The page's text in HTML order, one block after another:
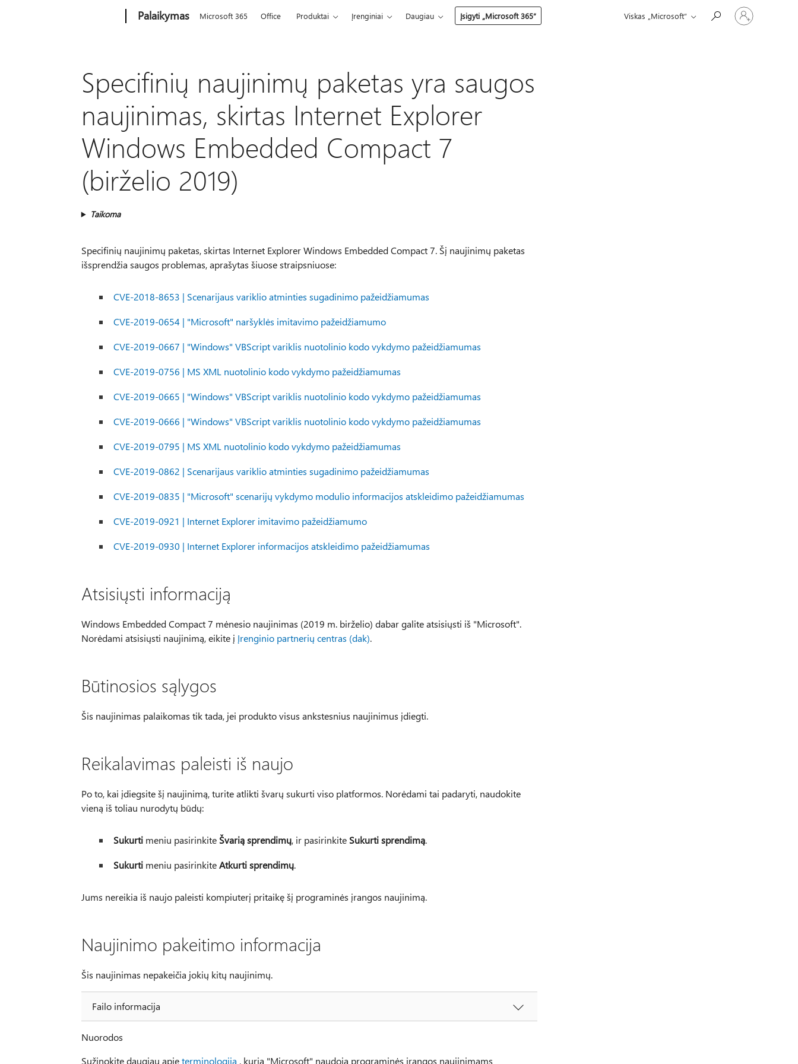
Palaikymas Microsoft 365 Office Produktai Įrenginiai Daugiau Įsigyti „Microsoft 365“ Viskas „Microsoft“
Prisijunkite
prie
paskyros
Specifinių naujinimų paketas yra saugos
naujinimas, skirtas Internet Explorer
Windows Embedded Compact 7
(birželio 2019)
Taikoma
Specifinių naujinimų paketas, skirtas Internet Explorer Windows Embedded Compact 7. Šį naujinimų paketas
išsprendžia saugos problemas, aprašytas šiuose straipsniuose:
CVE-2018-8653 | Scenarijaus variklio atminties sugadinimo pažeidžiamumas
CVE-2019-0654 | "Microsoft" naršyklės imitavimo pažeidžiamumo
CVE-2019-0667 | "Windows" VBScript variklis nuotolinio kodo vykdymo pažeidžiamumas
CVE-2019-0756 | MS XML nuotolinio kodo vykdymo pažeidžiamumas
CVE-2019-0665 | "Windows" VBScript variklis nuotolinio kodo vykdymo pažeidžiamumas
CVE-2019-0666 | "Windows" VBScript variklis nuotolinio kodo vykdymo pažeidžiamumas
CVE-2019-0795 | MS XML nuotolinio kodo vykdymo pažeidžiamumas
CVE-2019-0862 | Scenarijaus variklio atminties sugadinimo pažeidžiamumas
CVE-2019-0835 | "Microsoft" scenarijų vykdymo modulio informacijos atskleidimo pažeidžiamumas
CVE-2019-0921 | Internet Explorer imitavimo pažeidžiamumo
CVE-2019-0930 | Internet Explorer informacijos atskleidimo pažeidžiamumas
Atsisiųsti informaciją
Windows Embedded Compact 7 mėnesio naujinimas (2019 m. birželio) dabar galite atsisiųsti iš "Microsoft".
Norėdami atsisiųsti naujinimą, eikite į Įrenginio partnerių centras (dak).
Būtinosios sąlygos
Šis naujinimas palaikomas tik tada, jei produkto visus ankstesnius naujinimus įdiegti.
Reikalavimas paleisti iš naujo
Po to, kai įdiegsite šį naujinimą, turite atlikti švarų sukurti viso platformos. Norėdami tai padaryti, naudokite
vieną iš toliau nurodytų būdų:
Sukurtimeniu pasirinkite Švarią sprendimų, ir pasirinkite Sukurti sprendimą.
Sukurtimeniu pasirinkiteAtkurti sprendimų.
Jums nereikia iš naujo paleisti kompiuterį pritaikę šį programinės įrangos naujinimą.
Naujinimo pakeitimo informacija
Šis naujinimas nepakeičia jokių kitų naujinimų.
Failo informacija
Nuorodos
Sužinokite daugiau apieterminologiją , kurią "Microsoft" naudoja programinės įrangos naujinimams